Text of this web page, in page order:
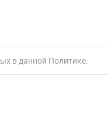
в данной Политике.